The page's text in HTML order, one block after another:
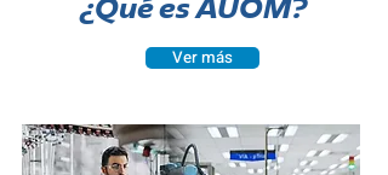
¿Qué es AUOM?
Ver más